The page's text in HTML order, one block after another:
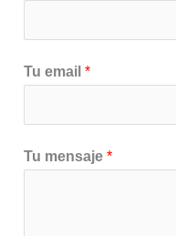
Tu email *
Tu mensaje *